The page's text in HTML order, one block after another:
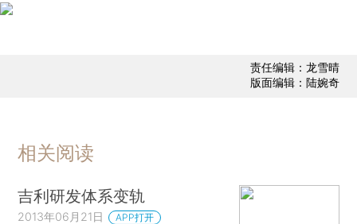
责任编辑：龙雪晴
版面编辑：陆婉奇
相关阅读
吉利研发体系变轨
2013年06月21日 APP打开